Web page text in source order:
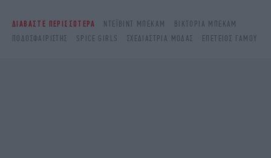
ΔΙΑΒΑΣΤΕ ΠΕΡΙΣΣΟΤΕΡΑ ΝΤΈΙΒΙΝΤ ΜΠΈΚΑΜ
ΒΙΚΤΌΡΙΑ ΜΠΈΚΑΜ
ΠΟΔΟΣΦΑΙΡΙΣΤΉΣ
SPICE GIRLS ΣΧΕΔΙΆΣΤΡΙΑ ΜΌΔΑΣ ΕΠΈΤΕΙΟΣ ΓΆΜΟΥ